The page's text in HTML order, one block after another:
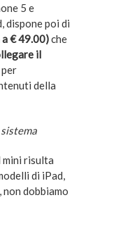
5 e
dispone poi di
€ 49.00)che
il
per
della
mini risulta
di iPad,
dobbiamo